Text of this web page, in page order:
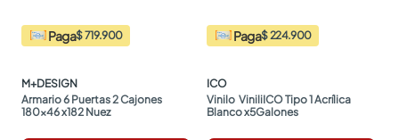
Paga$ 719.900
M+DESIGN
Armario 6 Puertas 2 Cajones
180x46 x182 Nuez
Paga$ 224.900
ICO
Vinilo  ViniliICO Tipo 1 Acrílica
Blanco x5Galones